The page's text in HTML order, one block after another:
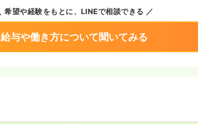
希望や経験をもとに、LINEで相談できる
給与や働き方について聞いてみる